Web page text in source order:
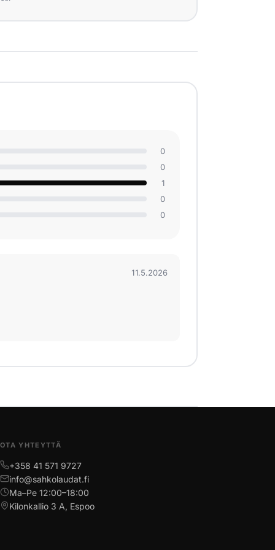
0
0
1
0
0
11.5.2026
OTA YHTEYTTÄ
+358 41 571 9727
info@sahkolaudat.fi
Ma–Pe 12:00–18:00
Kilonkallio 3 A, Espoo